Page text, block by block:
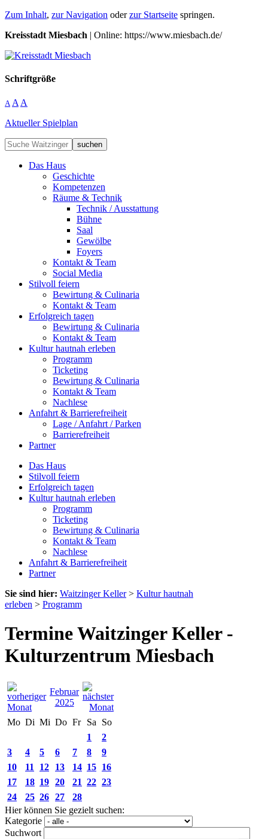
Zum Inhalt, zur Navigation oderzur Startseite springen.
Kreisstadt Miesbach | Online: https://www.miesbach.de/
Schriftgröße
A A A
Aktueller Spielplan
suchen
Das Haus
Geschichte
Kompetenzen
Räume & Technik
Technik / Ausstattung
Bühne
Saal
Gewölbe
Foyers
Kontakt & Team
Social Media
Stilvoll feiern
Bewirtung & Culinaria
Kontakt & Team
Erfolgreich tagen
Bewirtung & Culinaria
Kontakt & Team
Kultur hautnah erleben
Programm
Ticketing
Bewirtung & Culinaria
Kontakt & Team
Nachlese
Anfahrt & Barrierefreiheit
Lage / Anfahrt / Parken
Barrierefreiheit
Partner
Das Haus
Stilvoll feiern
Erfolgreich tagen
Kultur hautnah erleben
Programm
Ticketing
Bewirtung & Culinaria
Kontakt & Team
Nachlese
Anfahrt & Barrierefreiheit
Partner
Sie sind hier: Waitzinger Keller> Kultur hautnah
erleben > Programm
Termine Waitzinger Keller -
Kulturzentrum Miesbach
Februar
2025
Mo Di Mi Do Fr Sa So
1
2
3
4 5 6 7 8
9
10
11 12 13 14 15 16
17
18 19 20 21 22 23
24
25 26 27
28
Hier können Sie gezielt suchen:
Kategorie
Suchwort